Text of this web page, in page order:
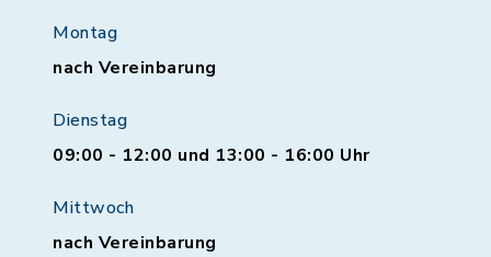
Montag
nach Vereinbarung
Dienstag
09:00 - 12:00 und 13:00 - 16:00 Uhr
Mittwoch
nach Vereinbarung